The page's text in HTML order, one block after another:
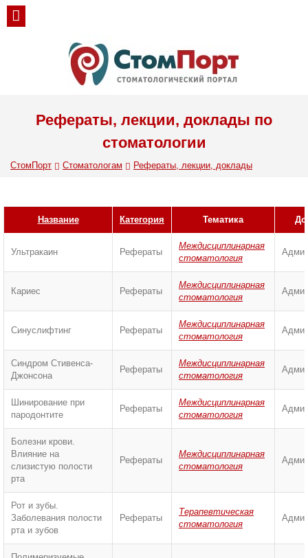
Рефераты, лекции, доклады по
стоматологии
СтомПорт Стоматологам Рефераты, лекции, доклады
Название Категория Тематика
Ультракаин Рефераты
Междисциплинарная
стоматология
Кариес Рефераты
Междисциплинарная
стоматология
Синуслифтинг Рефераты
Междисциплинарная
стоматология
Синдром Стивенса-
Джонсона
Рефераты
Междисциплинарная
стоматология
Шинирование при
пародонтите
Рефераты
Междисциплинарная
стоматология
Болезни крови.
Влияние на
слизистую полости
рта
Рефераты
Междисциплинарная
стоматология
Рот и зубы.
Заболевания полости
рта и зубов
Рефераты
Терапевтическая
стоматология